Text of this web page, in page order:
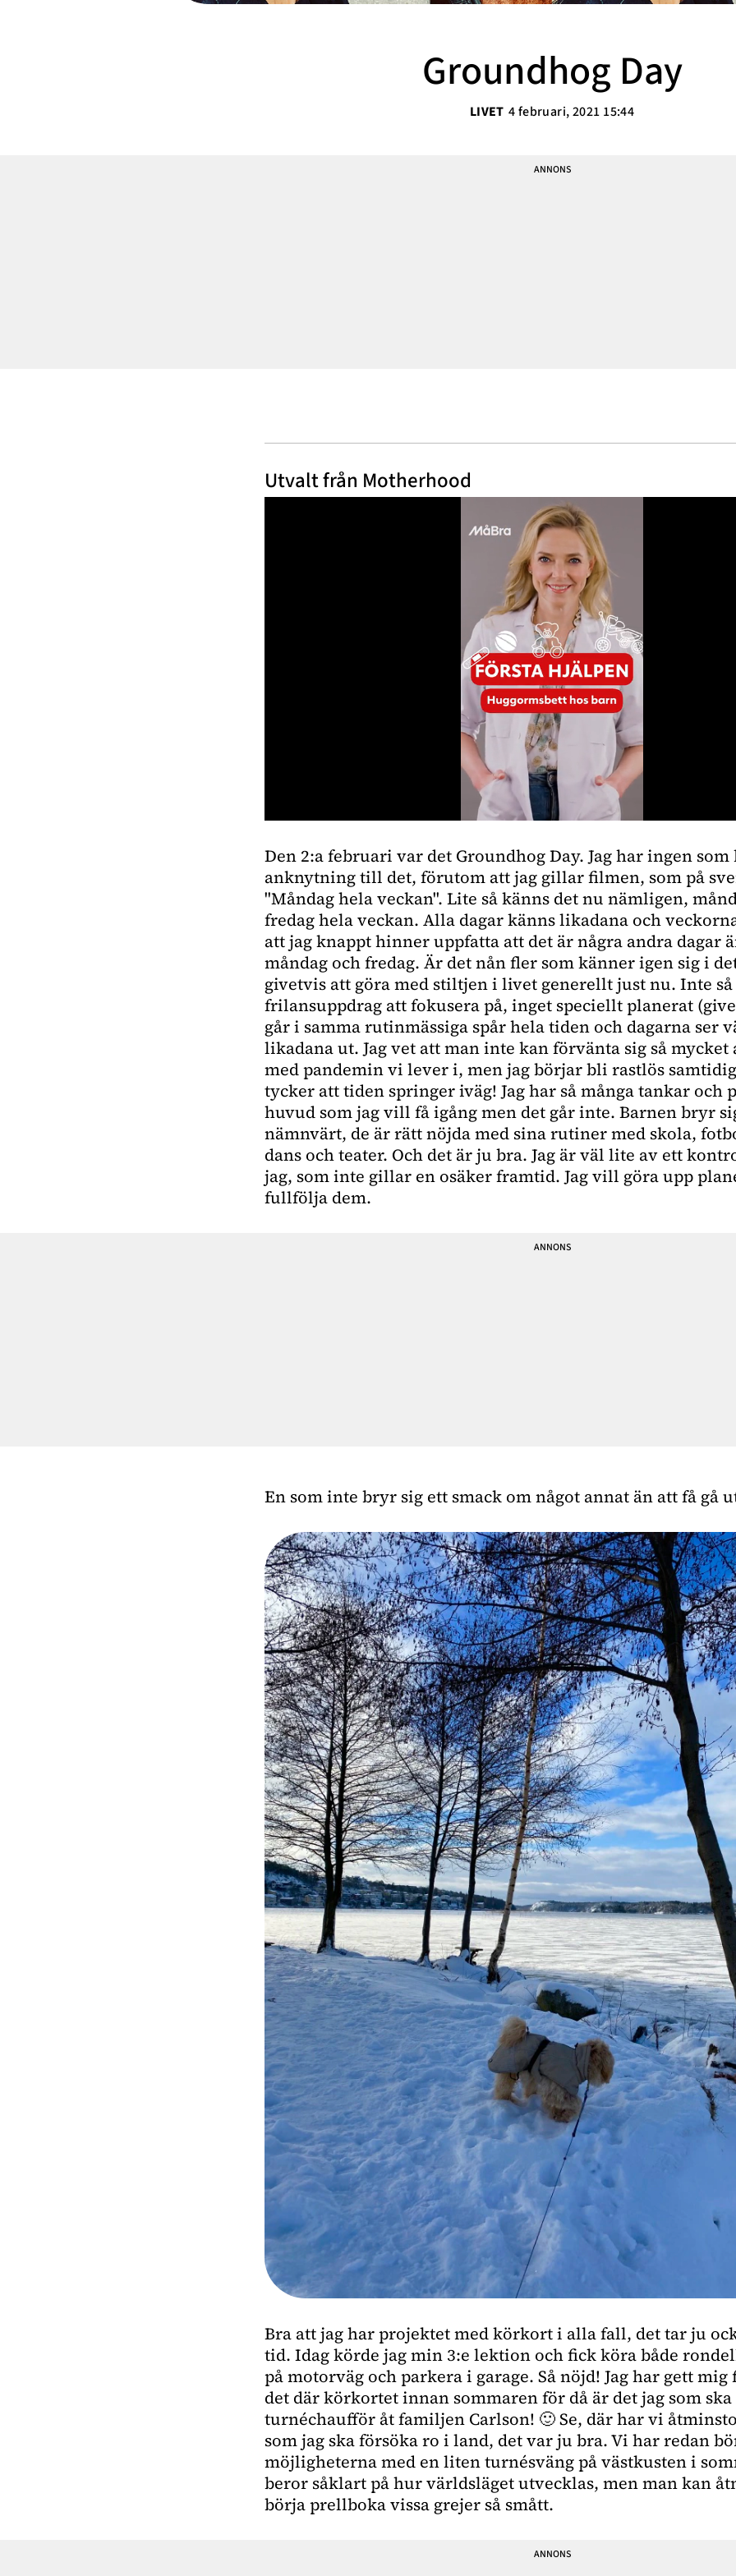
Sarah Delshad
Elisabeth Lindroth
Groundhog Day
LIVET 4 februari, 2021 15:44
Utvalt från Motherhood
of
1
minute,
18
secondsVolume
0%
Den 2:a februari var det Groundhog Day. Jag har ingen som
anknytning till det, förutom att jag gillar filmen, som på
"Måndag hela veckan". Lite så känns det nu nämligen,
fredag hela veckan. Alla dagar känns likadana och
att jag knappt hinner uppfatta att det är några andra dagar
måndag och fredag. Är det nån fler som känner igen sig i
givetvis att göra med stiltjen i livet generellt just nu. Inte så
frilansuppdrag att fokusera på, inget speciellt planerat
går i samma rutinmässiga spår hela tiden och dagarna ser
likadana ut. Jag vet att man inte kan förvänta sig så mycket
med pandemin vi lever i, men jag börjar bli rastlös
tycker att tiden springer iväg! Jag har så många tankar och
huvud som jag vill få igång men det går inte. Barnen bryr
nämnvärt, de är rätt nöjda med sina rutiner med skola,
dans och teater. Och det är ju bra. Jag är väl lite av ett
jag, som inte gillar en osäker framtid. Jag vill göra upp
fullfölja dem.
En som inte bryr sig ett smack om något annat än att få gå
Bra att jag har projektet med körkort i alla fall, det tar ju
tid. Idag körde jag min 3:e lektion och fick köra både
på motorväg och parkera i garage. Så nöjd! Jag har gett mig
det där körkortet innan sommaren för då är det jag som
turnéchaufför åt familjen Carlson! 🙂 Se, där har vi
som jag ska försöka ro i land, det var ju bra. Vi har redan
möjligheterna med en liten turnésväng på västkusten i
beror såklart på hur världsläget utvecklas, men man kan
börja prellboka vissa grejer så smått.